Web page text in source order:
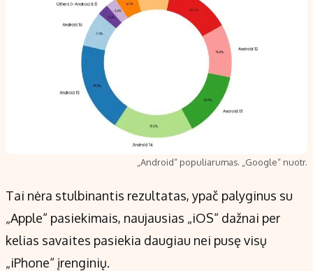
„Android“ populiarumas. „Google“ nuotr.
Tai nėra stulbinantis rezultatas, ypač palyginus su
„Apple“ pasiekimais, naujausias „iOS“ dažnai per
kelias savaites pasiekia daugiau nei pusę visų
„iPhone“ įrenginių.